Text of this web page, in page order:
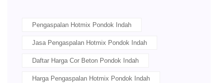
Pengaspalan Hotmix Pondok Indah
Jasa Pengaspalan Hotmix Pondok Indah
Daftar Harga Cor Beton Pondok Indah
Harga Pengaspalan Hotmix Pondok Indah